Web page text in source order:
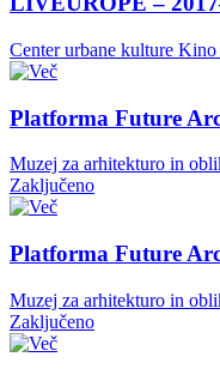
Center urbane kulture Kino
Platforma Future
Muzej za arhitekturo in
Zaključeno
Platforma Future
Muzej za arhitekturo in
Zaključeno